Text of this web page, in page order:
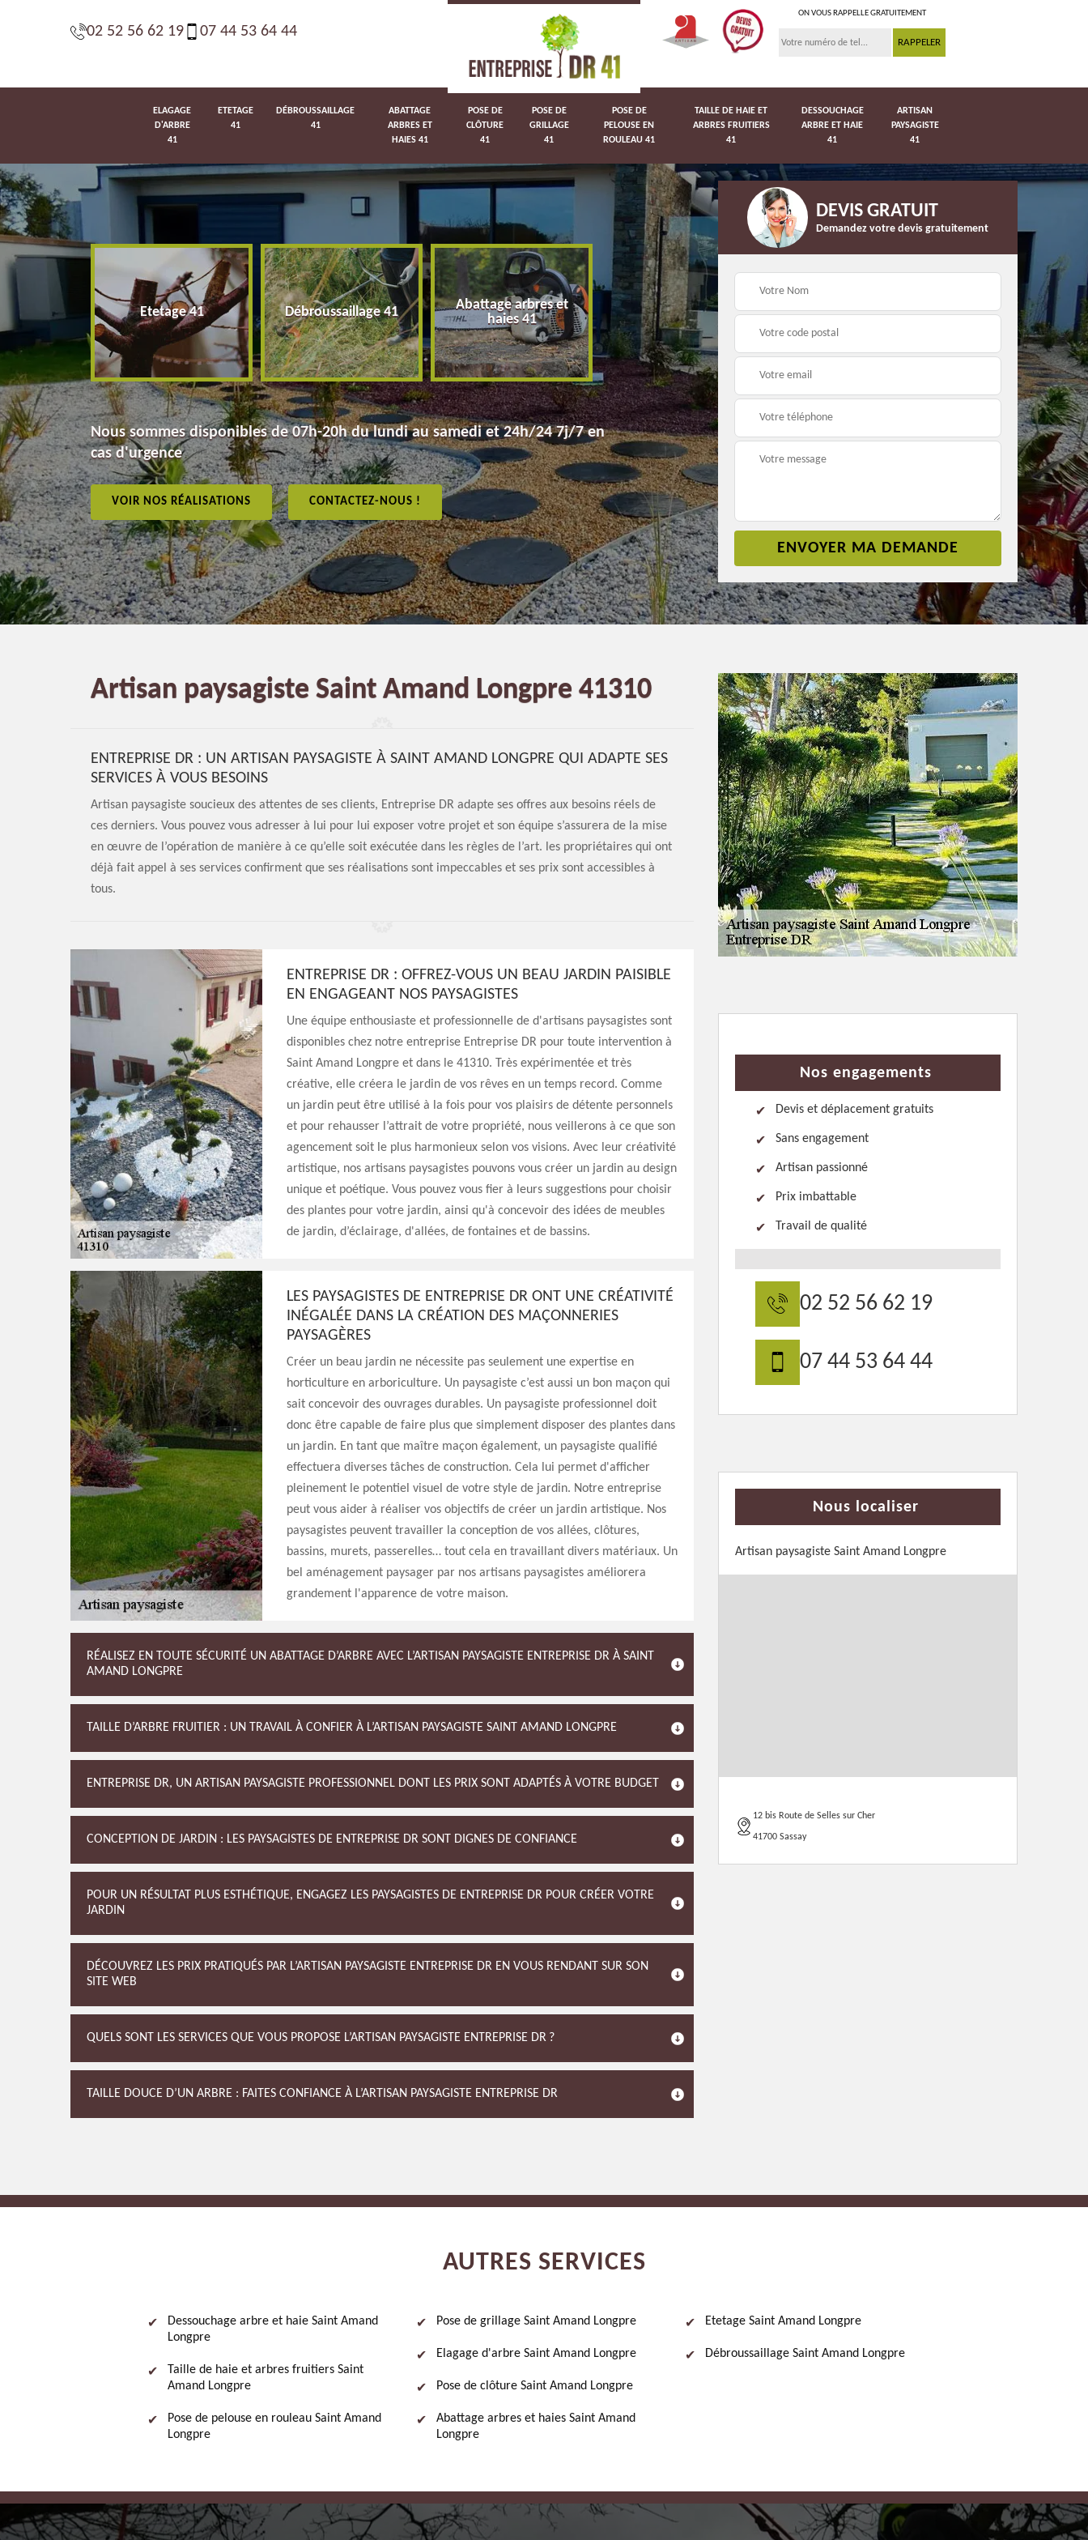
02 52 56 62 19 07 44 53 64 44
ON VOUS RAPPELLE GRATUITEMENT
ELAGAGE
D'ARBRE
41
ETETAGE
41
DÉBROUSSAILLAGE
41
ABATTAGE
ARBRES ET
HAIES 41
POSE DE
CLÔTURE
41
POSE DE
GRILLAGE
41
POSE DE
PELOUSE EN
ROULEAU 41
TAILLE DE HAIE ET
ARBRES FRUITIERS
41
DESSOUCHAGE
ARBRE ET HAIE
41
ARTISAN
PAYSAGISTE
41
41 Etetage 41 Débroussaillage 41
Abattage arbres et
haies 41
Pose de clôture 41 Pose de grillage 41
Pose de pelouse en
rouleau 41
Nous sommes disponibles de 07h-20h du lundi au samedi et 24h/24 7j/7 en
cas d'urgence
VOIR NOS RÉALISATIONS CONTACTEZ-NOUS !
DEVIS GRATUIT
Demandez votre devis gratuitement
Artisan paysagiste Saint Amand Longpre 41310
ENTREPRISE DR : UN ARTISAN PAYSAGISTE À SAINT AMAND LONGPRE QUI ADAPTE SES
SERVICES À VOUS BESOINS
Artisan paysagiste soucieux des attentes de ses clients, Entreprise DR adapte ses offres aux besoins réels de
ces derniers. Vous pouvez vous adresser à lui pour lui exposer votre projet et son équipe s’assurera de la mise
en œuvre de l’opération de manière à ce qu’elle soit exécutée dans les règles de l’art. les propriétaires qui ont
déjà fait appel à ses services confirment que ses réalisations sont impeccables et ses prix sont accessibles à
tous.
ENTREPRISE DR : OFFREZ-VOUS UN BEAU JARDIN PAISIBLE
EN ENGAGEANT NOS PAYSAGISTES
Une équipe enthousiaste et professionnelle de d'artisans paysagistes sont
disponibles chez notre entreprise Entreprise DR pour toute intervention à
Saint Amand Longpre et dans le 41310. Très expérimentée et très
créative, elle créera le jardin de vos rêves en un temps record. Comme
un jardin peut être utilisé à la fois pour vos plaisirs de détente personnels
et pour rehausser l’attrait de votre propriété, nous veillerons à ce que son
agencement soit le plus harmonieux selon vos visions. Avec leur créativité
artistique, nos artisans paysagistes pouvons vous créer un jardin au design
unique et poétique. Vous pouvez vous fier à leurs suggestions pour choisir
des plantes pour votre jardin, ainsi qu'à concevoir des idées de meubles
de jardin, d’éclairage, d'allées, de fontaines et de bassins.
LES PAYSAGISTES DE ENTREPRISE DR ONT UNE CRÉATIVITÉ
INÉGALÉE DANS LA CRÉATION DES MAÇONNERIES
PAYSAGÈRES
Créer un beau jardin ne nécessite pas seulement une expertise en
horticulture en arboriculture. Un paysagiste c’est aussi un bon maçon qui
sait concevoir des ouvrages durables. Un paysagiste professionnel doit
donc être capable de faire plus que simplement disposer des plantes dans
un jardin. En tant que maître maçon également, un paysagiste qualifié
effectuera diverses tâches de construction. Cela lui permet d'afficher
pleinement le potentiel visuel de votre style de jardin. Notre entreprise
peut vous aider à réaliser vos objectifs de créer un jardin artistique. Nos
paysagistes peuvent travailler la conception de vos allées, clôtures,
bassins, murets, passerelles… tout cela en travaillant divers matériaux. Un
bel aménagement paysager par nos artisans paysagistes améliorera
grandement l'apparence de votre maison.
RÉALISEZ EN TOUTE SÉCURITÉ UN ABATTAGE D’ARBRE AVEC L’ARTISAN PAYSAGISTE ENTREPRISE DR À SAINT
AMAND LONGPRE
TAILLE D’ARBRE FRUITIER : UN TRAVAIL À CONFIER À L’ARTISAN PAYSAGISTE SAINT AMAND LONGPRE
ENTREPRISE DR, UN ARTISAN PAYSAGISTE PROFESSIONNEL DONT LES PRIX SONT ADAPTÉS À VOTRE BUDGET
CONCEPTION DE JARDIN : LES PAYSAGISTES DE ENTREPRISE DR SONT DIGNES DE CONFIANCE
POUR UN RÉSULTAT PLUS ESTHÉTIQUE, ENGAGEZ LES PAYSAGISTES DE ENTREPRISE DR POUR CRÉER VOTRE
JARDIN
DÉCOUVREZ LES PRIX PRATIQUÉS PAR L’ARTISAN PAYSAGISTE ENTREPRISE DR EN VOUS RENDANT SUR SON
SITE WEB
QUELS SONT LES SERVICES QUE VOUS PROPOSE L’ARTISAN PAYSAGISTE ENTREPRISE DR ?
TAILLE DOUCE D’UN ARBRE : FAITES CONFIANCE À L’ARTISAN PAYSAGISTE ENTREPRISE DR
Nos engagements
Devis et déplacement gratuits
Sans engagement
Artisan passionné
Prix imbattable
Travail de qualité
02 52 56 62 19
07 44 53 64 44
Nous localiser
Artisan paysagiste Saint Amand Longpre
12 bis Route de Selles sur Cher
41700 Sassay
AUTRES SERVICES
Dessouchage arbre et haie Saint Amand
Longpre
Taille de haie et arbres fruitiers Saint
Amand Longpre
Pose de pelouse en rouleau Saint Amand
Longpre
Pose de grillage Saint Amand Longpre
Elagage d'arbre Saint Amand Longpre
Pose de clôture Saint Amand Longpre
Abattage arbres et haies Saint Amand
Longpre
Etetage Saint Amand Longpre
Débroussaillage Saint Amand Longpre